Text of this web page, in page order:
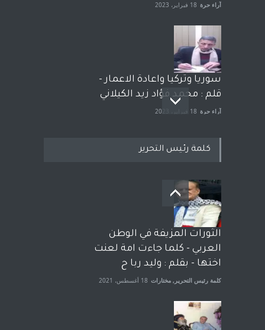
آراء حرة 18 فبراير، 2023
سوريا وتركيا واعادة الاعمار -
قلم : محمد فؤاد زيد الكيلاني
آراء حرة 18 فبراير، 2023
بعد معارك قضائية طاحنة كتب
وترافع فيها بنفسه مرة اخرى..
الشيخ طارق يوسف يقهر
الحكومة الأمريكية ، فأعطوه
الجنسية عن يد وهم صاغرون،
آراء حرة مختارات 7 أبريل، 2023
كلمة رئيس التحرير
الثورات المزيفة في الوطن
العربي - كلما جاءت امة لعنت
اختها - بقلم : وليد ربا ح
كلمة رئيس التحرير , مختارات 18 أغسطس، 2021